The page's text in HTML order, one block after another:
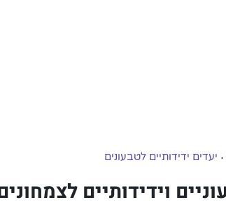
• יעדים ידידותיים לטבעונים
וידידותיים